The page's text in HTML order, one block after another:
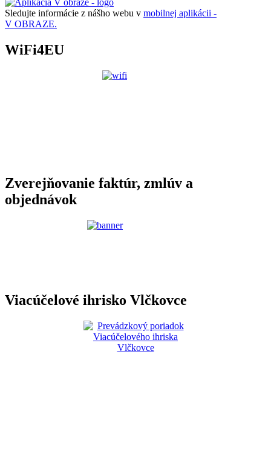
Sledujte informácie z nášho webu v mobilnej aplikácii -
V OBRAZE.
WiFi4EU
Zverejňovanie faktúr, zmlúv a
objednávok
Viacúčelové ihrisko Vlčkovce